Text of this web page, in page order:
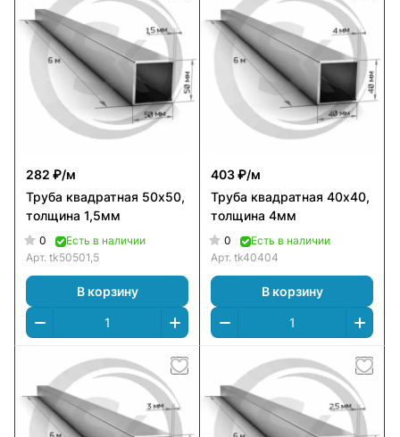
282 ₽/м
Труба квадратная 50х50,
толщина 1,5мм
0
Есть в наличии
Арт. tk50501,5
В корзину
403 ₽/м
Труба квадратная 40х40,
толщина 4мм
0
Есть в наличии
Арт. tk40404
В корзину